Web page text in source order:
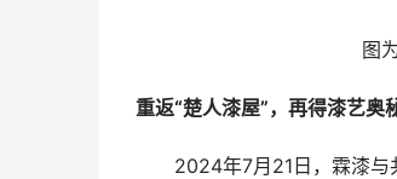
图
重返“楚人漆屋”，再得漆艺奥
2024年7月21日，霖漆与共